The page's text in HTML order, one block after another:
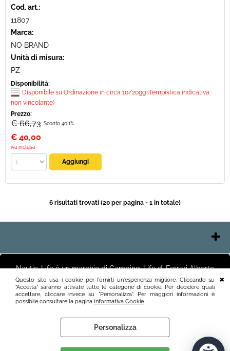
Questo sito usa i cookie per fornirti un'esperienza migliore. Cliccando su
"Accetta" saranno attivate tutte le categorie di cookie. Per decidere quali
accettare, cliccare invece su "Personalizza". Per maggiori informazioni è
possibile consultare la pagina Informativa Cookie.
Personalizza
Cod. art.:
11807
Marca:
NO BRAND
Unità di misura:
PZ
Disponibilità:
Disponibile su Ordinazione in circa 10/20gg (Tempistica indicativa
non vincolante)
Prezzo:
€ 66,73 Sconto 40.1%
€ 40,00
iva inclusa
6 risultati trovati (20 per pagina - 1 in totale)
Spedizioni
Recesso e Condizioni
Nautic-Life è un marchio di Camping-Life di Ferrari Alberto
Negozio e Uffici Via Polesine 2 25125 Brescia (BS) Magazzino
Via Friuli 3 25125 Brescia (BS)P.I.03411250982 info@nautic-life.it
Preferenze cookie